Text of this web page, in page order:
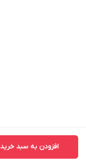
افزودن به سبد خرید